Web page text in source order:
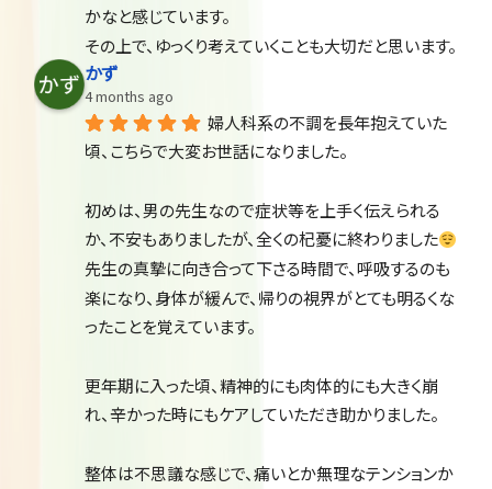
かなと感じています。
その上で、ゆっくり考えていくことも大切だと思います。
かず
4 months ago
婦人科系の不調を長年抱えていた
頃、こちらで大変お世話になりました。
初めは、男の先生なので症状等を上手く伝えられる
か、不安もありましたが、全くの杞憂に終わりました
先生の真摯に向き合って下さる時間で、呼吸するのも
楽になり、身体が緩んで、帰りの視界がとても明るくな
ったことを覚えています。
更年期に入った頃、精神的にも肉体的にも大きく崩
れ、辛かった時にもケアしていただき助かりました。
整体は不思議な感じで、痛いとか無理なテンションか